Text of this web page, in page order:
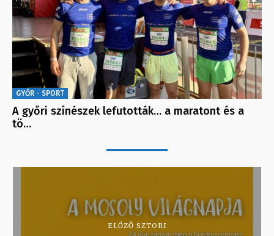
GYŐR - SPORT
A győri színészek lefutották… a maratont és a
tö…
ELŐZŐ SZTORI